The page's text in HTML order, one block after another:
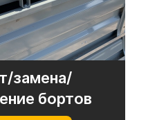
замена/
бортов